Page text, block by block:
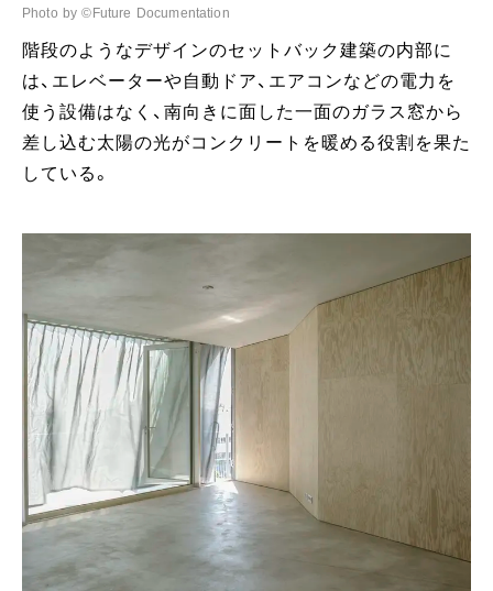
Photo by ©Future Documentation
階段のようなデザインのセットバック建築の内部に
は、エレベーターや自動ドア、エアコンなどの電力を
使う設備はなく、南向きに面した一面のガラス窓から
差し込む太陽の光がコンクリートを暖める役割を果た
している。